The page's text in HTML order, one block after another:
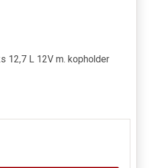
12,7 L 12V m. kopholder